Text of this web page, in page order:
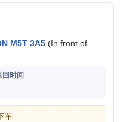
M5T 3A5(In front of
车